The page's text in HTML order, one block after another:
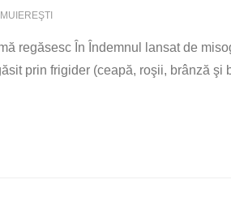
regăsesc În Îndemnul lansat de
prin frigider (ceapă, roşii, brânză